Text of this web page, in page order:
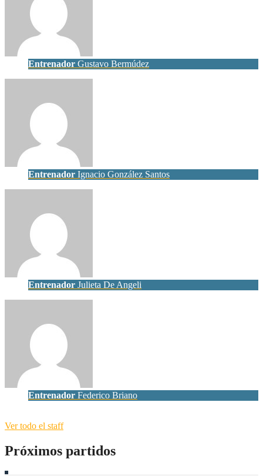
Entrenador Gustavo Bermúdez
Entrenador Ignacio González Santos
Entrenador Julieta De Angeli
Entrenador Federico Briano
Ver todo el staff
Próximos partidos